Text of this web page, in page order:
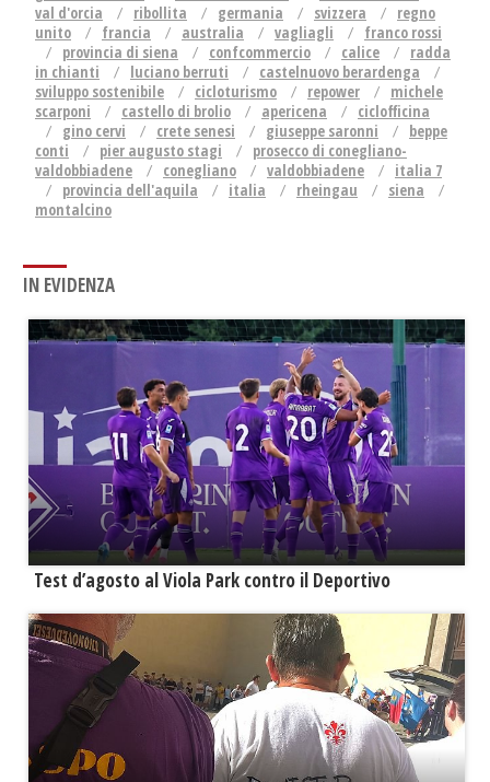
val d'orcia
ribollita germania svizzera
regno
unito
francia australia vagliagli
franco rossi
provincia di siena
confcommercio calice
radda
in chianti
luciano berruti
castelnuovo berardenga
sviluppo sostenibile
cicloturismo repower
michele
scarponi
castello di brolio apericena
ciclofficina
gino cervi
crete senesi giuseppe saronni
beppe
conti
pier augusto stagi
prosecco di conegliano-
valdobbiadene
conegliano valdobbiadene
italia 7
provincia dell'aquila
italia rheingau
siena
montalcino
IN EVIDENZA
Test d’agosto al Viola Park contro il Deportivo